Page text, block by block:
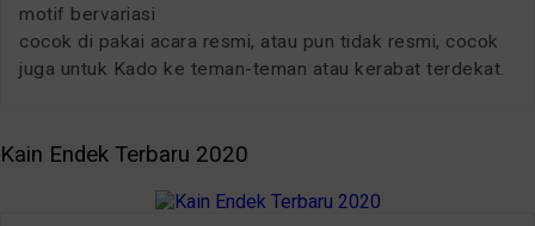
motif bervariasi
cocok di pakai acara resmi, atau pun tidak resmi, cocok
juga untuk Kado ke teman-teman atau kerabat terdekat.
Kain Endek Terbaru 2020